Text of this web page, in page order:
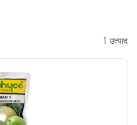
1 उत्पाद